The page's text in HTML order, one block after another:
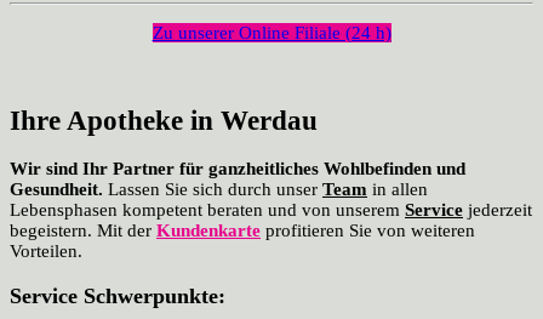
Zu unserer Online Filiale (24 h)
Ihre Apotheke in Werdau
Wir sind Ihr Partner für ganzheitliches Wohlbefinden und
Gesundheit. Lassen Sie sich durch unser Team in allen
Lebensphasen kompetent beraten und von unserem Service jederzeit
begeistern. Mit der Kundenkarte profitieren Sie von weiteren
Vorteilen.
Service Schwerpunkte: